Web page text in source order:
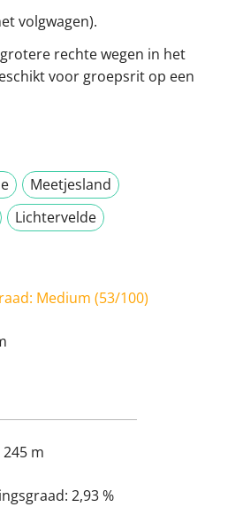
volgwagen).
rechte wegen in het
voor groepsrit op een
Meetjesland
Lichtervelde
Medium (53/100)
245 m
2,93 %